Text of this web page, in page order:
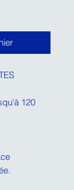
120